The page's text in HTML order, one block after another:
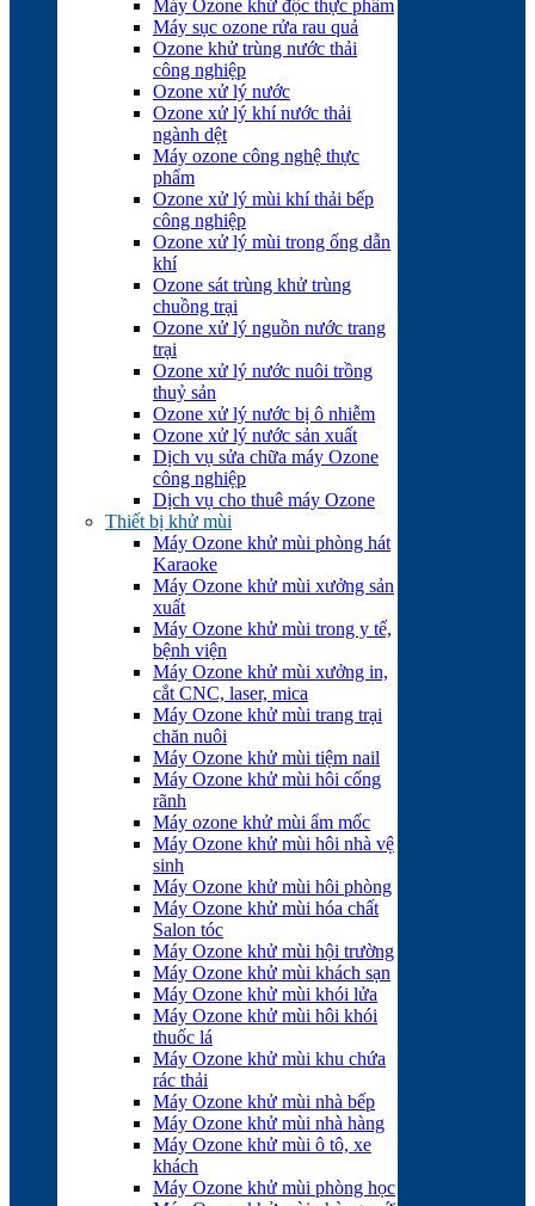
Máy Ozone khử độc thực phẩm
Máy sục ozone rửa rau quả
Ozone khử trùng nước thải
công nghiệp
Ozone xử lý nước
Ozone xử lý khí nước thải
ngành dệt
Máy ozone công nghệ thực
phẩm
Ozone xử lý mùi khí thải bếp
công nghiệp
Ozone xử lý mùi trong ống dẫn
khí
Ozone sát trùng khử trùng
chuồng trại
Ozone xử lý nguồn nước trang
trại
Ozone xử lý nước nuôi trồng
thuỷ sản
Ozone xử lý nước bị ô nhiễm
Ozone xử lý nước sản xuất
Dịch vụ sửa chữa máy Ozone
công nghiệp
Dịch vụ cho thuê máy Ozone
Thiết bị khử mùi
Máy Ozone khử mùi phòng hát
Karaoke
Máy Ozone khử mùi xưởng sản
xuất
Máy Ozone khử mùi trong y tế,
bệnh viện
Máy Ozone khử mùi xưởng in,
cắt CNC, laser, mica
Máy Ozone khử mùi trang trại
chăn nuôi
Máy Ozone khử mùi tiệm nail
Máy Ozone khử mùi hôi cống
rãnh
Máy ozone khử mùi ẩm mốc
Máy Ozone khử mùi hôi nhà vệ
sinh
Máy Ozone khử mùi hôi phòng
Máy Ozone khử mùi hóa chất
Salon tóc
Máy Ozone khử mùi hội trường
Máy Ozone khử mùi khách sạn
Máy Ozone khử mùi khói lửa
Máy Ozone khử mùi hôi khói
thuốc lá
Máy Ozone khử mùi khu chứa
rác thải
Máy Ozone khử mùi nhà bếp
Máy Ozone khử mùi nhà hàng
Máy Ozone khử mùi ô tô, xe
khách
Máy Ozone khử mùi phòng học